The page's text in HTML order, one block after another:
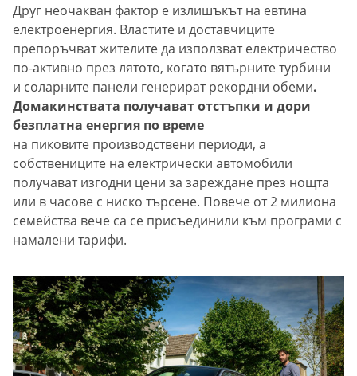
Друг неочакван фактор е излишъкът на евтина
електроенергия. Властите и доставчиците
препоръчват жителите да използват електричество
по-активно през лятото, когато вятърните турбини
и соларните панели генерират рекордни обеми.
Домакинствата получават отстъпки и дори
безплатна енергия по време
на пиковите производствени периоди, а
собствениците на електрически автомобили
получават изгодни цени за зареждане през нощта
или в часове с ниско търсене. Повече от 2 милиона
семейства вече са се присъединили към програми с
намалени тарифи.